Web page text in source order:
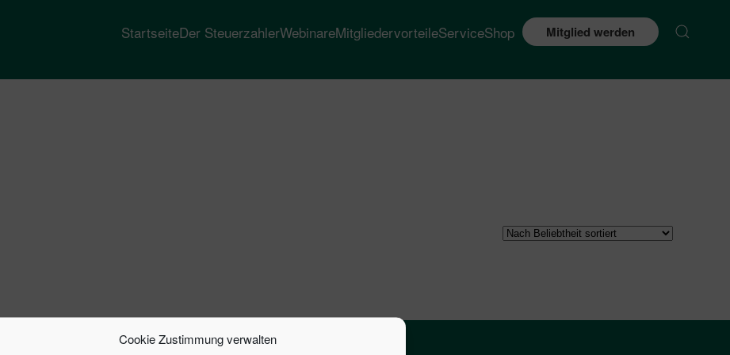
Cookie Zustimmung verwalten
StartseiteDer SteuerzahlerWebinareMitgliedervorteileServiceShop Mitglied werden